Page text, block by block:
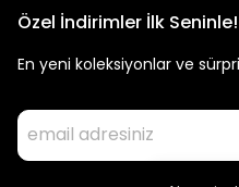
askıları gibi askeri tarzda
giyiminde tercih edilirler.
Özel İndirimler İlk Seninle!
En yeni koleksiyonlar ve